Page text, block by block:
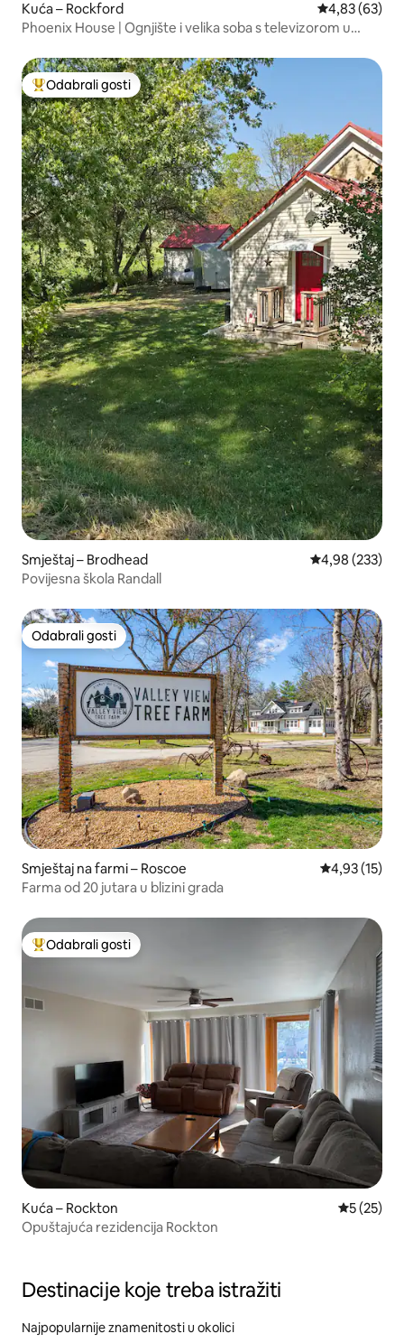
Kuća – Rockford Prosječna
4,83 (63)
Phoenix House | Ognjište i velika soba s televizorom u
Među najviše rangiranima s oznakom „Odabrali gosti”
Odabrali gosti
Smještaj – Brodhead Prosječna
4,98 (233)
Povijesna škola Randall
Odabrali gosti
Odabrali gosti
Smještaj na farmi – Roscoe Prosječna
4,93 (15)
Farma od 20 jutara u blizini grada
Među najviše rangiranima s oznakom „Odabrali gosti”
Odabrali gosti
Kuća – Rockton Prosječna
5 (25)
Opuštajuća rezidencija Rockton
Destinacije koje treba istražiti
Najpopularnije znamenitosti u okolici